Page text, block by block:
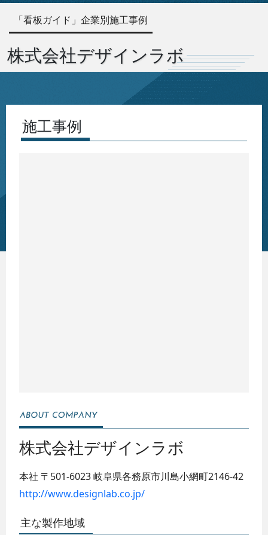
株式会社デザインラボ
「看板ガイド」企業別施工事例
施工事例
株式会社デザインラボ
本社 〒501-6023岐阜県各務原市川島小網町2146-42
http://www.designlab.co.jp/
主な製作地域